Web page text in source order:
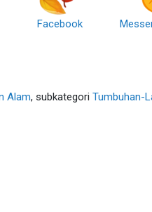
Facebook
Alam, subkategori Tumbuhan-